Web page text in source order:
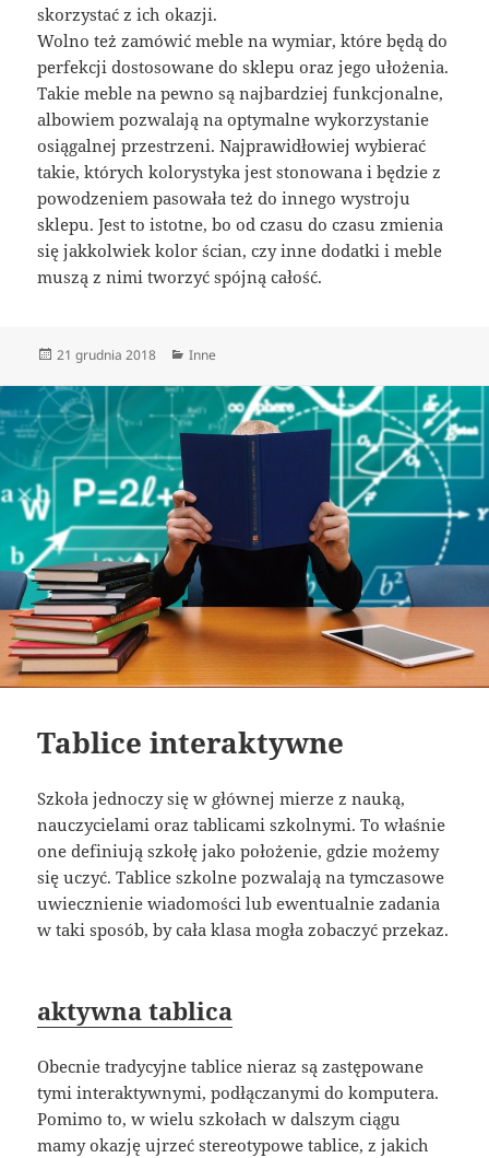
skorzystać z ich okazji.
Wolno też zamówić meble na wymiar, które będą do
perfekcji dostosowane do sklepu oraz jego ułożenia.
Takie meble na pewno są najbardziej funkcjonalne,
albowiem pozwalają na optymalne wykorzystanie
osiągalnej przestrzeni. Najprawidłowiej wybierać
takie, których kolorystyka jest stonowana i będzie z
powodzeniem pasowała też do innego wystroju
sklepu. Jest to istotne, bo od czasu do czasu zmienia
się jakkolwiek kolor ścian, czy inne dodatki i meble
muszą z nimi tworzyć spójną całość.
Data
21 grudnia 2018 Kategorie
Inne
Tablice interaktywne
Szkoła jednoczy się w głównej mierze z nauką,
nauczycielami oraz tablicami szkolnymi. To właśnie
one definiują szkołę jako położenie, gdzie możemy
się uczyć. Tablice szkolne pozwalają na tymczasowe
uwiecznienie wiadomości lub ewentualnie zadania
w taki sposób, by cała klasa mogła zobaczyć przekaz.
aktywna tablica
Obecnie tradycyjne tablice nieraz są zastępowane
tymi interaktywnymi, podłączanymi do komputera.
Pomimo to, w wielu szkołach w dalszym ciągu
mamy okazję ujrzeć stereotypowe tablice, z jakich